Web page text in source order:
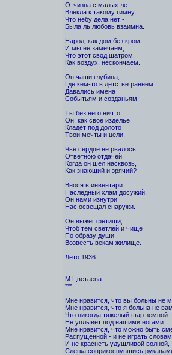
Отчизна с малых лет
Bлекла к такому гимну,
Что небу дела нет -
Была ль любовь взаимна.
Народ, как дом без кром,
И мы не замечаем,
Что этот свод шатром,
Как воздух, нескончаем.
Он чащи глубина,
Где кем-то в детстве раннем
Давались имена
Событьям и созданьям.
Ты без него ничто.
Он, как свое изделье,
Кладет под долото
Твои мечты и цели.
Чье сердце не рвалось
Ответною отдачей,
Когда он шел насквозь,
Как знающий и зрячий?
Внося в инвентари
Наследный хлам досужий,
Он нами изнутри
Нас освещал снаружи.
Он выжег фетиши,
Чтоб тем светлей и чище
По образу души
Возвесть векам жилище.
Лето 1936
М.Цветаева
***
Мне нравится, что вы больны не
Мне нравится, что я больна не
Что никогда тяжелый шар земной
Не уплывет под нашими ногами.
Мне нравится, что можно быть
Распущенной - и не играть
И не краснеть удушливой волной,
Слегка соприкоснувшись